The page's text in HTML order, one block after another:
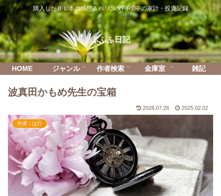
購入したＢＬ本の感想＆バリスタFIRE中の家計・投資記録
ふふふ日記
HOME ジャンル 作者検索 金庫室 雑記
波真田かもめ先生の宝箱
2026.07.26 2025.02.02
作者：は行